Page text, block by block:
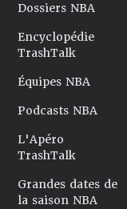
Dossiers NBA
Encyclopédie
TrashTalk
Équipes NBA
Podcasts NBA
L'Apéro
TrashTalk
Grandes dates de
la saison NBA